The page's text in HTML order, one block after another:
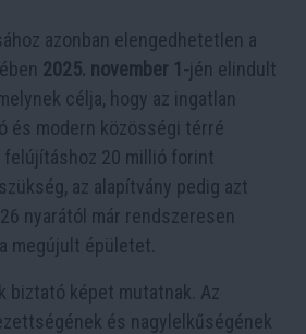
azonban elengedhetetlen a
2025. november 1-jén elindult
célja, hogy az ingatlan
és modern közösségi térré
felújításhoz 20 millió forint
az alapítvány pedig azt
nyarától már rendszeresen
megújult épületet.
biztató képet mutatnak. Az
és nagylelkűségének